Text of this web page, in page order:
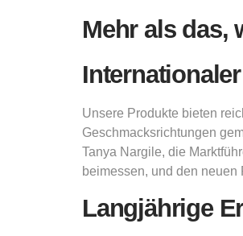
Mehr als das,
Unsere Produkte bieten
Geschmacksrichtungen
Tanya Nargile, die
beimessen, und den neuen
Langjährige